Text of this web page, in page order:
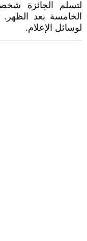
لتسلم الجائزة
الخامسة بعد
لوسائل الإعلام.